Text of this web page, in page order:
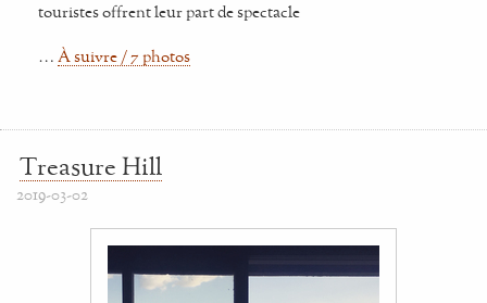
touristes offrent leur part de spectacle
… À suivre / 7 photos
Treasure Hill
2019-03-02